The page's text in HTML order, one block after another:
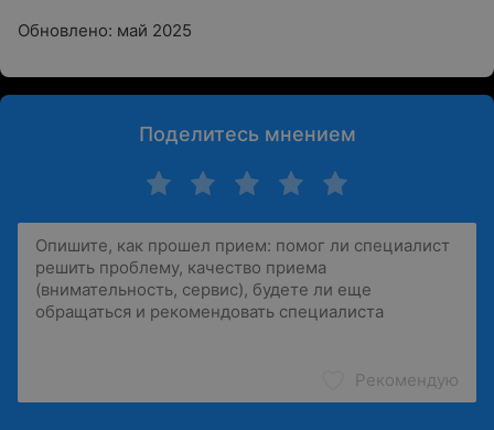
Обновлено: май 2025
Поделитесь мнением
Рекомендую